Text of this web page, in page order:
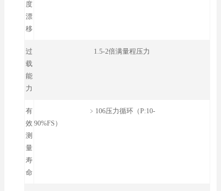
度
漂
移
过
载
能
力
1.5-2倍满量程压力
有
效
测
量
寿
命
﹥106压力循环（P:10-
90%FS）